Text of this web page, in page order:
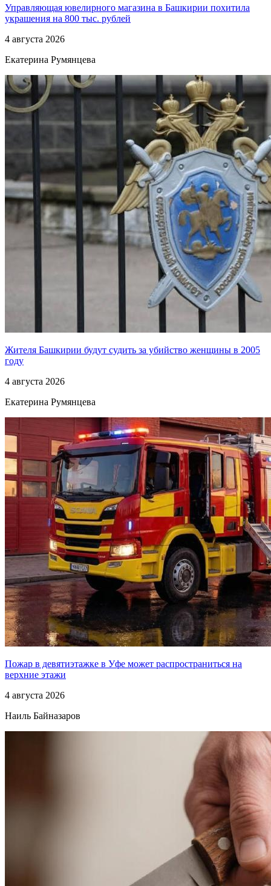
Управляющая ювелирного магазина в Башкирии похитила
украшения на 800 тыс. рублей
4 августа 2026
Екатерина Румянцева
Жителя Башкирии будут судить за убийство женщины в 2005
году
4 августа 2026
Екатерина Румянцева
Пожар в девятиэтажке в Уфе может распространиться на
верхние этажи
4 августа 2026
Наиль Байназаров